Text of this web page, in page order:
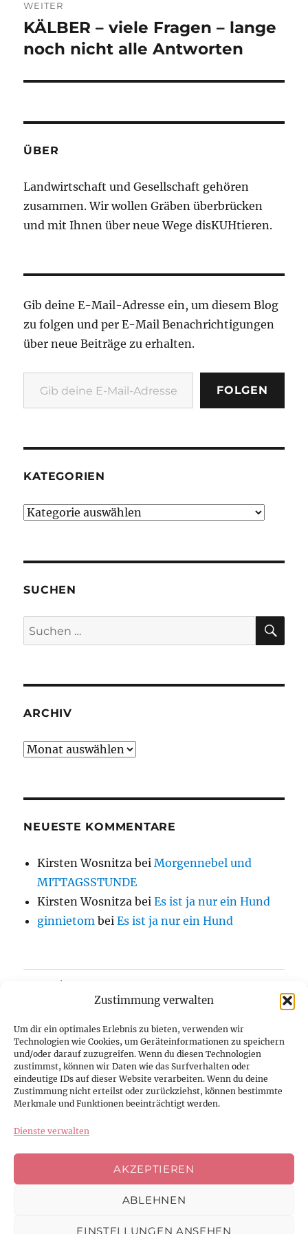
Zustimmung verwalten
Um dir ein optimales Erlebnis zu bieten, verwenden wir
Technologien wie Cookies, um Geräteinformationen zu speichern
und/oder darauf zuzugreifen. Wenn du diesen Technologien
zustimmst, können wir Daten wie das Surfverhalten oder
eindeutige IDs auf dieser Website verarbeiten. Wenn du deine
Zustimmung nicht erteilst oder zurückziehst, können bestimmte
Merkmale und Funktionen beeinträchtigt werden.
Dienste verwalten
AKZEPTIEREN
ABLEHNEN
EINSTELLUNGEN ANSEHEN
E
:
WEITER
Nächster
Beitrag:
KÄLBER – viele Fragen – lange
noch nicht alle Antworten
ÜBER
Landwirtschaft und Gesellschaft gehören
zusammen. Wir wollen Gräben überbrücken
und mit Ihnen über neue Wege disKUHtieren.
Gib deine E-Mail-Adresse ein, um diesem Blog
zu folgen und per E-Mail Benachrichtigungen
über neue Beiträge zu erhalten.
Gib deine E-Mail-Adresse ein ...
FOLGEN
KATEGORIEN
Kategorien
SUCHEN
Suche
nach:
ARCHIV
Archiv
NEUESTE KOMMENTARE
Kirsten Wosnitza beiMorgennebel und
MITTAGSSTUNDE
Kirsten Wosnitza beiEs ist ja nur ein Hund
ginnietom beiEs ist ja nur ein Hund
Home/Blog
Kontakt
Datenschutzerklärung
Cookie-Richtlinie (EU)
Instagram
Youtube